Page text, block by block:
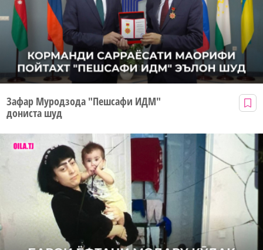
Зафар Муродзода "Пешсафи ИДМ"
дониста шуд